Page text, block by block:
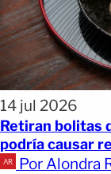
14 jul 2026
Retiran bolitas
podría causar
Por Alondra